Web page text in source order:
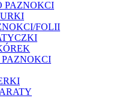
PAZNOKCI
FOLII